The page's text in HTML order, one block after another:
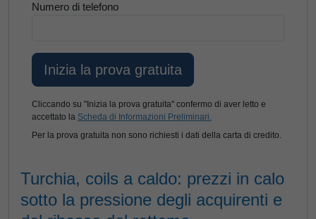
Numero di telefono
Cliccando su "Inizia la prova gratuita" confermo di aver letto e
accettato la Scheda di Informazioni Preliminari.
Per la prova gratuita non sono richiesti i dati della carta di credito.
Turchia, coils a caldo: prezzi in calo
sotto la pressione degli acquirenti e